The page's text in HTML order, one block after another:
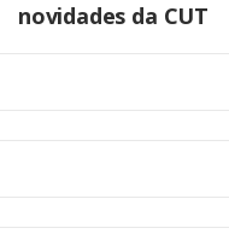
novidades da CUT